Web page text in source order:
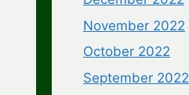
November 2022
October 2022
September 2022